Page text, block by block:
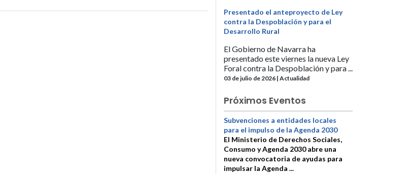
Presentado el anteproyecto de Ley
contra la Despoblación y para el
Desarrollo Rural
El Gobierno de Navarra ha
presentado este viernes la nueva Ley
Foral contra la Despoblación y para ...
03 de julio de 2026 | Actualidad
Próximos Eventos
Subvenciones a entidades locales
para el impulso de la Agenda 2030
El Ministerio de Derechos Sociales,
Consumo y Agenda 2030 abre una
nueva convocatoria de ayudas para
impulsar la Agenda ...